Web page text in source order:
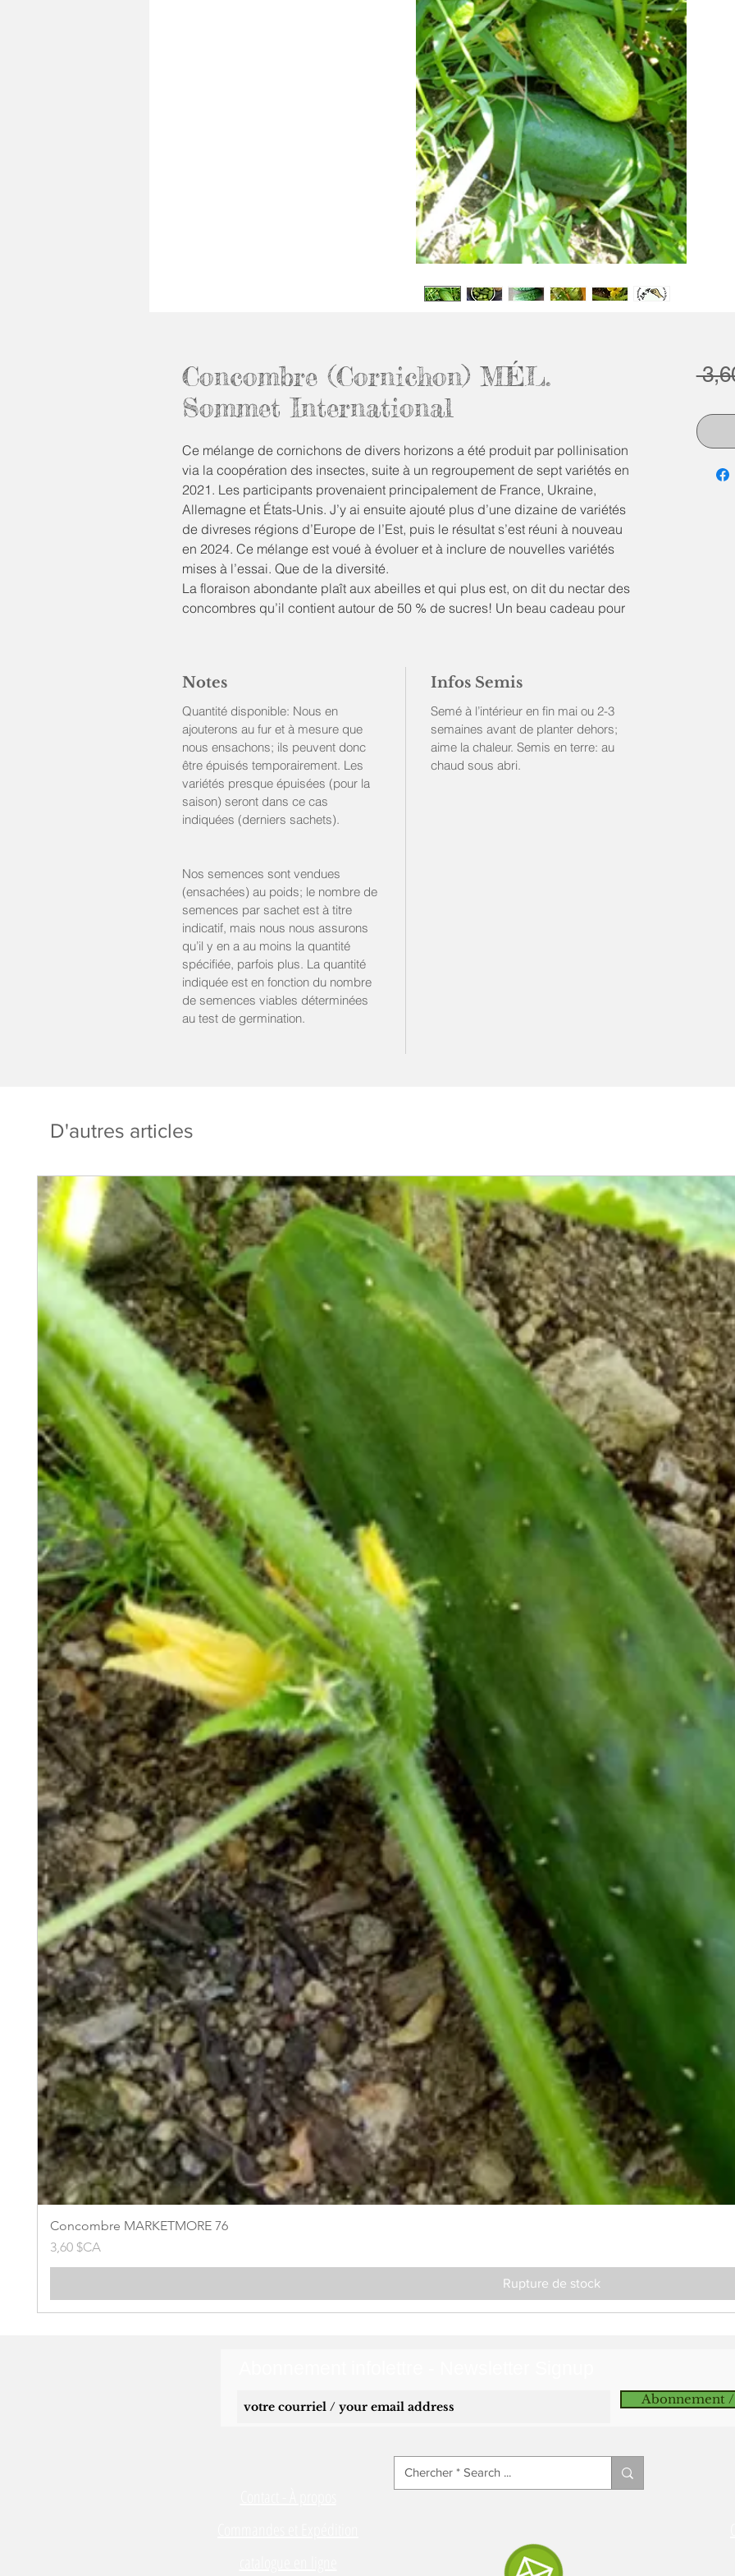
Concombre (Cornichon) MÉL.
Sommet International
Ce mélange de cornichons de divers horizons a été produit par pollinisation
via la coopération des insectes, suite à un regroupement de sept variétés en
2021. Les participants provenaient principalement de France, Ukraine,
Allemagne et États-Unis. J’y ai ensuite ajouté plus d’une dizaine de variétés
de divreses régions d’Europe de l’Est, puis le résultat s’est réuni à nouveau
en 2024. Ce mélange est voué à évoluer et à inclure de nouvelles variétés
mises à l’essai. Que de la diversité.
La floraison abondante plaît aux abeilles et qui plus est, on dit du nectar des
concombres qu’il contient autour de 50 % de sucres! Un beau cadeau pour
Cucumis sativus
min. 75 semences/sachet Rég.
min. 25 semences/sachet Mini
Lot:2024
%germ. au test récent : 97 %
Notes
Quantité disponible: Nous en
ajouterons au fur et à mesure que
nous ensachons; ils peuvent donc
être épuisés temporairement. Les
variétés presque épuisées (pour la
saison) seront dans ce cas
indiquées (derniers sachets).
Nos semences sont vendues
(ensachées) au poids; le nombre de
semences par sachet est à titre
indicatif, mais nous nous assurons
qu’il y en a au moins la quantité
spécifiée, parfois plus. La quantité
indiquée est en fonction du nombre
de semences viables déterminées
au test de germination.
Infos Semis
Semé à l’intérieur en fin mai ou 2-3
semaines avant de planter dehors;
aime la chaleur. Semis en terre: au
chaud sous abri.
D'autres articles
Concombre MARKETMORE 76
Prix
3,60 $CA
Rupture de stock
Abonnement